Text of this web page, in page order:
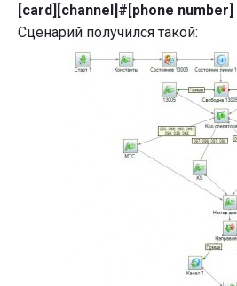
[card][channel]#[phone number]
Сценарий получился такой: